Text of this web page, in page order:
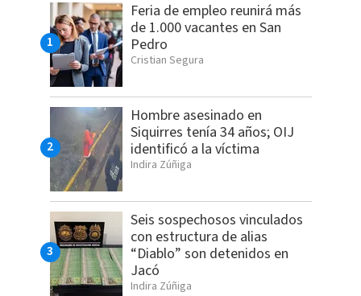
Feria de empleo reunirá más
de 1.000 vacantes en San
Pedro
Cristian Segura
Hombre asesinado en
Siquirres tenía 34 años; OIJ
identificó a la víctima
Indira Zúñiga
Seis sospechosos vinculados
con estructura de alias
“Diablo” son detenidos en
Jacó
Indira Zúñiga